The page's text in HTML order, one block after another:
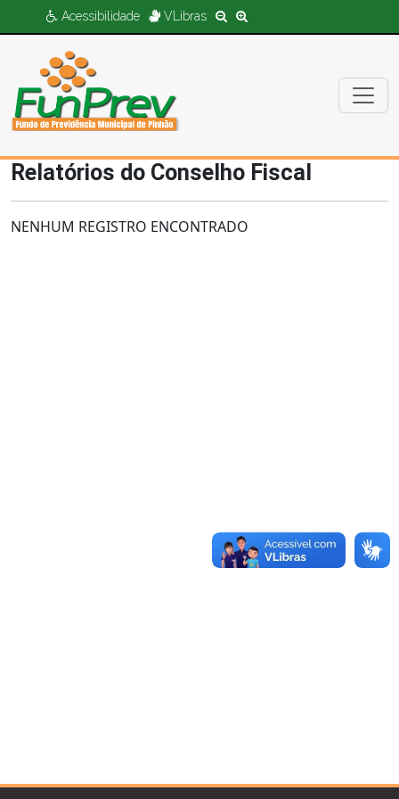
Acessibilidade VLibras
Relatórios do Conselho Fiscal
NENHUM REGISTRO ENCONTRADO